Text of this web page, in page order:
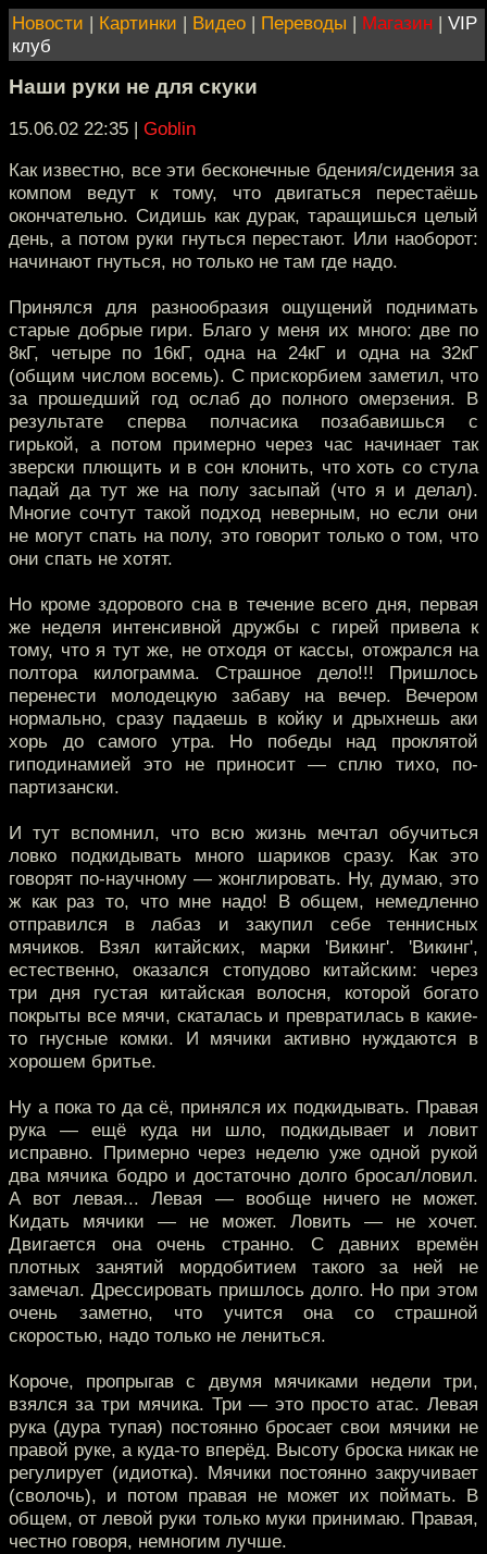
Новости | Картинки | Видео | Переводы | Магазин | VIP
клуб
Наши руки не для скуки
15.06.02 22:35 | Goblin
Как известно, все эти бесконечные бдения/сидения за
компом ведут к тому, что двигаться перестаёшь
окончательно. Сидишь как дурак, таращишься целый
день, а потом руки гнуться перестают. Или наоборот:
начинают гнуться, но только не там где надо.
Принялся для разнообразия ощущений поднимать
старые добрые гири. Благо у меня их много: две по
8кГ, четыре по 16кГ, одна на 24кГ и одна на 32кГ
(общим числом восемь). С прискорбием заметил, что
за прошедший год ослаб до полного омерзения. В
результате сперва полчасика позабавишься с
гирькой, а потом примерно через час начинает так
зверски плющить и в сон клонить, что хоть со стула
падай да тут же на полу засыпай (что я и делал).
Многие сочтут такой подход неверным, но если они
не могут спать на полу, это говорит только о том, что
они спать не хотят.
Но кроме здорового сна в течение всего дня, первая
же неделя интенсивной дружбы с гирей привела к
тому, что я тут же, не отходя от кассы, отожрался на
полтора килограмма. Страшное дело!!! Пришлось
перенести молодецкую забаву на вечер. Вечером
нормально, сразу падаешь в койку и дрыхнешь аки
хорь до самого утра. Но победы над проклятой
гиподинамией это не приносит — сплю тихо, по-
партизански.
И тут вспомнил, что всю жизнь мечтал обучиться
ловко подкидывать много шариков сразу. Как это
говорят по-научному — жонглировать. Ну, думаю, это
ж как раз то, что мне надо! В общем, немедленно
отправился в лабаз и закупил себе теннисных
мячиков. Взял китайских, марки 'Викинг'. 'Викинг',
естественно, оказался стопудово китайским: через
три дня густая китайская волосня, которой богато
покрыты все мячи, скаталась и превратилась в какие-
то гнусные комки. И мячики активно нуждаются в
хорошем бритье.
Ну а пока то да сё, принялся их подкидывать. Правая
рука — ещё куда ни шло, подкидывает и ловит
исправно. Примерно через неделю уже одной рукой
два мячика бодро и достаточно долго бросал/ловил.
А вот левая... Левая — вообще ничего не может.
Кидать мячики — не может. Ловить — не хочет.
Двигается она очень странно. С давних времён
плотных занятий мордобитием такого за ней не
замечал. Дрессировать пришлось долго. Но при этом
очень заметно, что учится она со страшной
скоростью, надо только не лениться.
Короче, пропрыгав с двумя мячиками недели три,
взялся за три мячика. Три — это просто атас. Левая
рука (дура тупая) постоянно бросает свои мячики не
правой руке, а куда-то вперёд. Высоту броска никак не
регулирует (идиотка). Мячики постоянно закручивает
(сволочь), и потом правая не может их поймать. В
общем, от левой руки только муки принимаю. Правая,
честно говоря, немногим лучше.